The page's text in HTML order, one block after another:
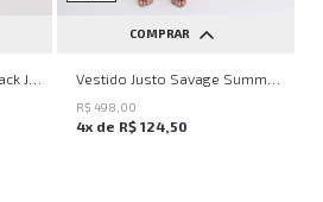
COMPRAR
PP P M G
R$ 498 00
4x de R$ 124 50